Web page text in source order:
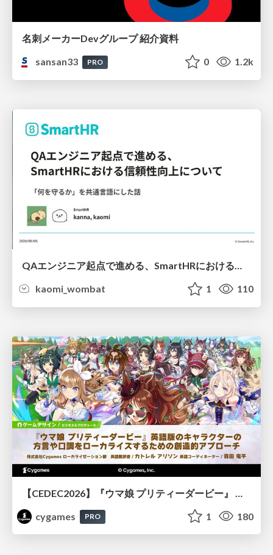
名刺メーカーDevグループ 紹介資料
sansan33
PRO 0 1.2k
QAエンジニア起点で進める、SmartHRにおける信頼性向上について
kaomi_wombat
1 110
cygames
PRO 1 180